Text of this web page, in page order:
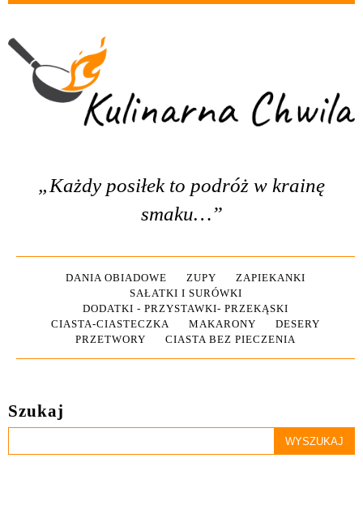
„Każdy posiłek to podróż w krainę
smaku…”
DANIA OBIADOWE ZUPY
ZAPIEKANKI
SAŁATKI I SURÓWKI
DODATKI - PRZYSTAWKI- PRZEKĄSKI
CIASTA-CIASTECZKA
MAKARONY
DESERY
PRZETWORY
CIASTA BEZ PIECZENIA
Szukaj